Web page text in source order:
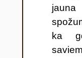
ka